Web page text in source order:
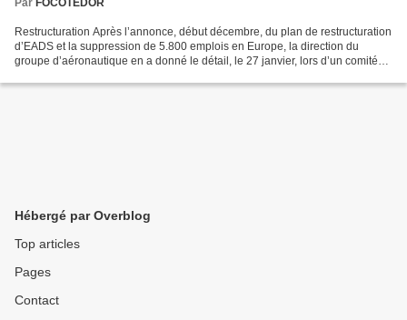
Par FOCOTEDOR
Restructuration Après l’annonce, début décembre, du plan de restructuration
d’EADS et la suppression de 5.800 emplois en Europe, la direction du
groupe d’aéronautique en a donné le détail, le 27 janvier, lors d’un comité
Hébergé par Overblog
Top articles
Pages
Contact